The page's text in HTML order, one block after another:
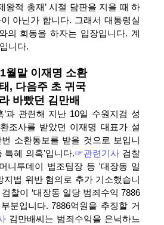
왕적 총재’ 시절 담판을 지을 때 하
아닌가 합니다. 그래서 대통령실
의 회동을 하자는 입장입니다. 계
니다.
월말 이재명 소환
, 다음주 초 귀국
바빴던 김만배
’과 관련해 지난 10일 수원지검 성
조사를 받았던 이재명 대표가 설
소환통보를 받을 것으로 보입니
특혜 의혹’입니다.☞관련기사 검찰
니투데이 법조팀장 등 '대장동 일
지법 위반 혐의로 추가 기소했습니
찰이 ‘대장동 일당 범죄수익 7886
분입니다. 7886억원을 추징할 거
김만배씨는 범죄수익을 은닉하느